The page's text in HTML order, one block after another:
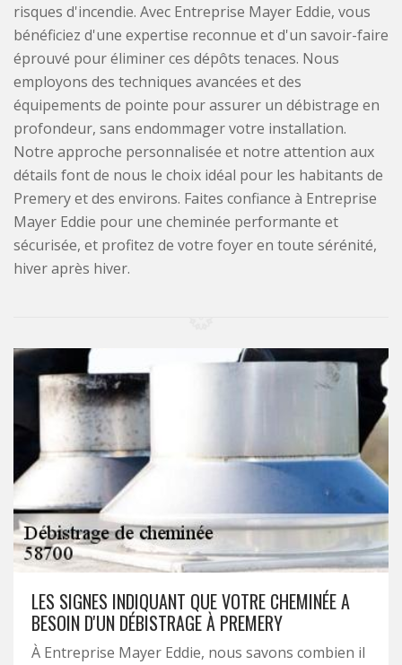
risques d'incendie. Avec Entreprise Mayer Eddie, vous
bénéficiez d'une expertise reconnue et d'un savoir-faire
éprouvé pour éliminer ces dépôts tenaces. Nous
employons des techniques avancées et des
équipements de pointe pour assurer un débistrage en
profondeur, sans endommager votre installation.
Notre approche personnalisée et notre attention aux
détails font de nous le choix idéal pour les habitants de
Premery et des environs. Faites confiance à Entreprise
Mayer Eddie pour une cheminée performante et
sécurisée, et profitez de votre foyer en toute sérénité,
hiver après hiver.
LES SIGNES INDIQUANT QUE VOTRE CHEMINÉE A
BESOIN D'UN DÉBISTRAGE À PREMERY
À Entreprise Mayer Eddie, nous savons combien il